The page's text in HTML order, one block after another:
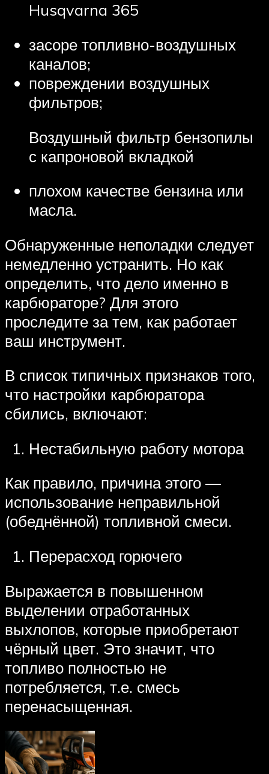
Husqvarna 365
засоре топливно-воздушных
каналов;
повреждении воздушных
фильтров;
Воздушный фильтр бензопилы
с капроновой вкладкой
плохом качестве бензина или
масла.
Обнаруженные неполадки следует
немедленно устранить. Но как
определить, что дело именно в
карбюраторе? Для этого
проследите за тем, как работает
ваш инструмент.
В список типичных признаков того,
что настройки карбюратора
сбились, включают:
Нестабильную работу мотора
Как правило, причина этого —
использование неправильной
(обеднённой) топливной смеси.
Перерасход горючего
Выражается в повышенном
выделении отработанных
выхлопов, которые приобретают
чёрный цвет. Это значит, что
топливо полностью не
потребляется, т.е. смесь
перенасыщенная.